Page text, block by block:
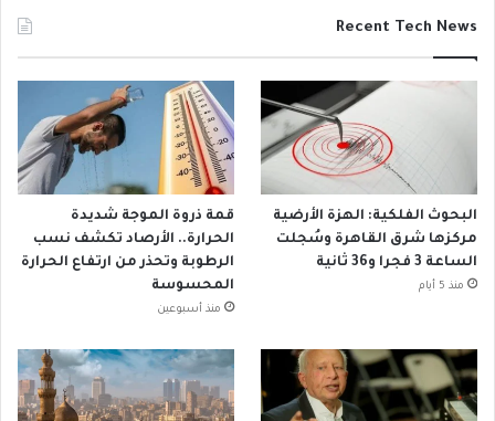
Recent Tech News
البحوث الفلكية: الهزة الأرضية
مركزها شرق القاهرة وسُجلت
الساعة 3 فجرا و36 ثانية
منذ 5 أيام
قمة ذروة الموجة شديدة
الحرارة.. الأرصاد تكشف نسب
الرطوبة وتحذر من ارتفاع الحرارة
المحسوسة
منذ أسبوعين